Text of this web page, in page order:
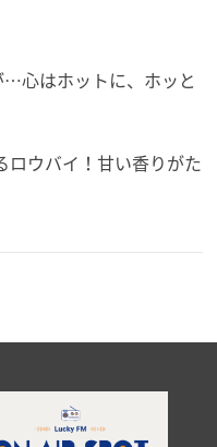
心はホットに、ホッと
ウバイ！甘い香りがた